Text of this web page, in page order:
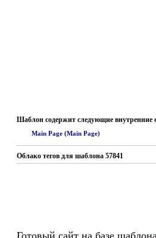
Шаблон содержит следующие внутренние
Main Page (Main Page)
Облако тегов для шаблона 57841
Готовый сайт на базе